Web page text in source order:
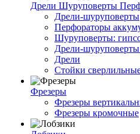
Дрели Шуруповерты
Дрели-шуруповерты
Перфораторы
Шуруповерты:
Дрели-
Дрели
Стойки
Фрезеры
Фрезеры
Фрезеры кромочные